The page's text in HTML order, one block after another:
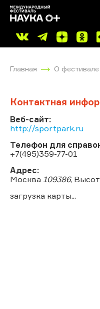
Главная О фестивале
Контактная
Веб-сайт:
http://sportpark.ru
Телефон для
+7(495)359-77-01
Адрес:
Москва 109386,
загрузка карты...